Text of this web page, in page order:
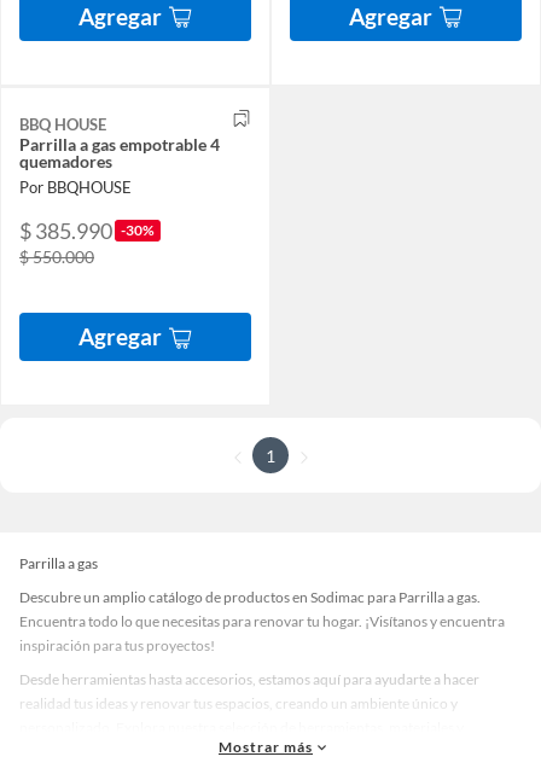
Agregar Agregar
BBQ HOUSE
Parrilla a gas empotrable 4
quemadores
Por BBQHOUSE
$ 385.990 -30%
$ 550.000
Agregar
1
Parrilla a gas
Descubre un amplio catálogo de productos en Sodimac para Parrilla a gas.
Encuentra todo lo que necesitas para renovar tu hogar. ¡Visítanos y encuentra
inspiración para tus proyectos!
Desde herramientas hasta accesorios, estamos aquí para ayudarte a hacer
realidad tus ideas y renovar tus espacios, creando un ambiente único y
accesorios de calidad que te ayudarán a crear un espacio más tú.
Mostrar más